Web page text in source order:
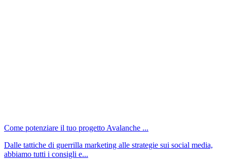
Come potenziare il tuo progetto Avalanche ...
Dalle tattiche di guerrilla marketing alle strategie sui social media,
abbiamo tutti i consigli e...